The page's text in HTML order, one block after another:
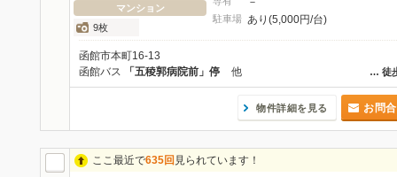
マンション
9枚
駐車場 あり(5,000円/台)
函館市本町16-13
… 徒
函館バス 「五稜郭病院前」停 他
物件詳細を見る お問
ここ最近で635回 見られています！